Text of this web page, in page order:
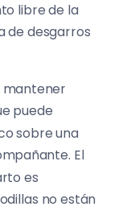
libre de la
de desgarros
mantener
puede
sobre una
El
es
no están